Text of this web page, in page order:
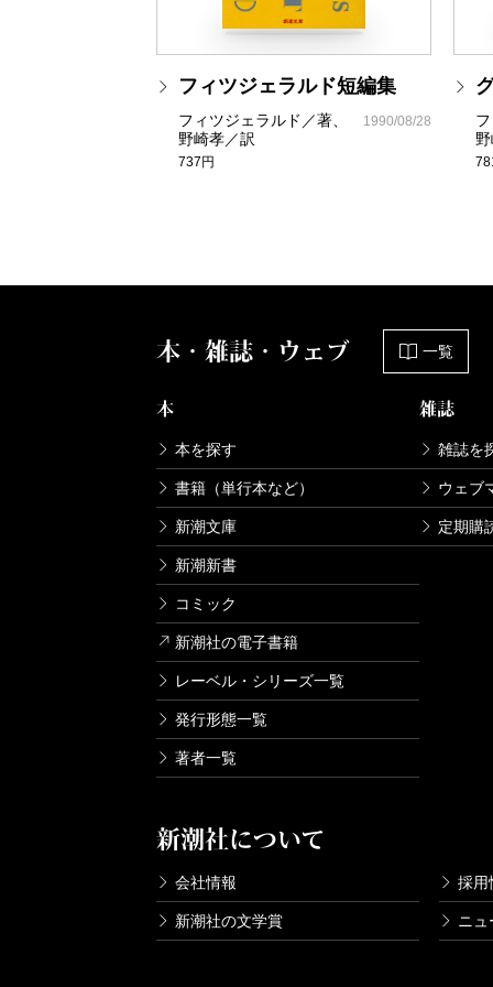
フィツジェラルド短編集
フィツジェラルド／著、
野崎孝／訳
737円
1990/08/28
本・雑誌・ウェブ 一覧
本
本を探す
書籍（単行本など）
新潮文庫
新潮新書
コミック
新潮社の電子書籍
レーベル・シリーズ一覧
発行形態一覧
著者一覧
雑誌
雑誌を
ウェブ
定期購
新潮社について
会社情報 採用
新潮社の文学賞 ニュ